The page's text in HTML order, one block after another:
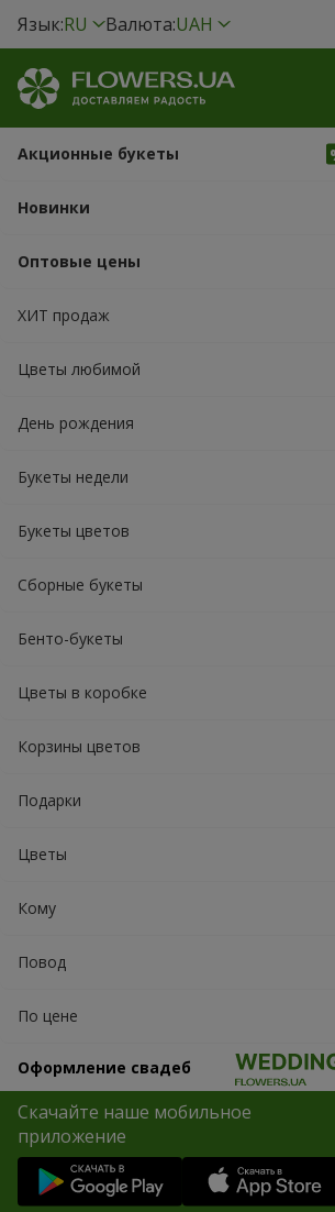
Язык:RU Валюта:UAH
Акционные букеты
Новинки
Оптовые цены
ХИТ продаж
Цветы любимой
День рождения
Букеты недели
Букеты цветов
Сборные букеты
Бенто-букеты
Цветы в коробке
Корзины цветов
Подарки
Цветы
Кому
Повод
По цене
Оформление свадеб
Скачайте наше мобильное
приложение